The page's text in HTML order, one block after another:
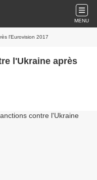
MENU
l'Eurovision 2017
l'Ukraine après